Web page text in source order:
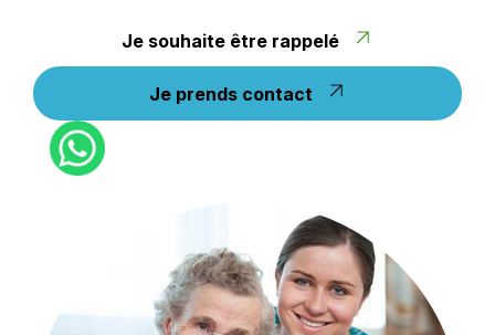
Je souhaite être rappelé
Je prends contact